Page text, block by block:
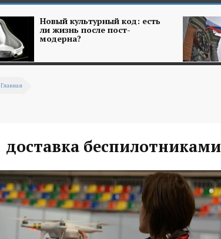
Новый культурный код: есть
ли жизнь после пост-
модерна?
Главная
доставка беспилотниками